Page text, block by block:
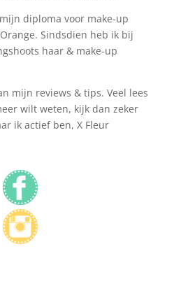
diploma voor make-up
Sindsdien heb ik bij
haar & make-up
mijn reviews & tips. Veel lees
wilt weten, kijk dan zeker
ik actief ben, X Fleur